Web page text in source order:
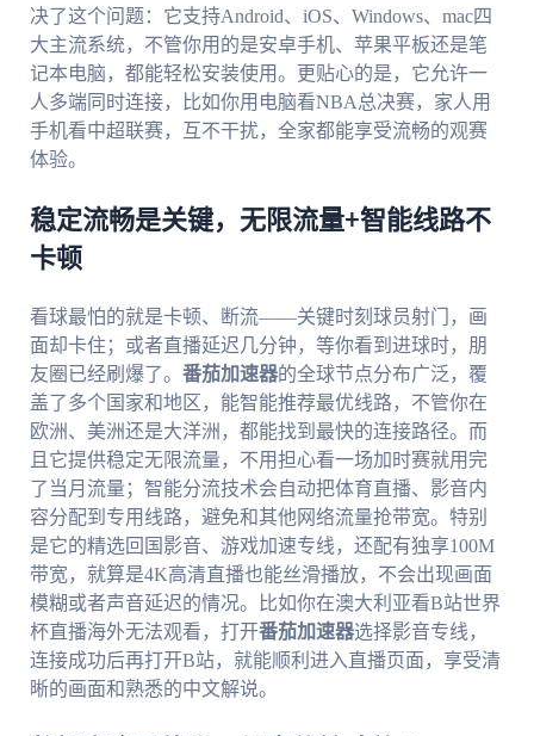
决了这个问题：它支持Android、iOS、Windows、mac四
大主流系统，不管你用的是安卓手机、苹果平板还是笔
记本电脑，都能轻松安装使用。更贴心的是，它允许一
人多端同时连接，比如你用电脑看NBA总决赛，家人用
手机看中超联赛，互不干扰，全家都能享受流畅的观赛
体验。
稳定流畅是关键，无限流量+智能线路不
卡顿
看球最怕的就是卡顿、断流——关键时刻球员射门，画
面却卡住；或者直播延迟几分钟，等你看到进球时，朋
友圈已经刷爆了。 番茄加速器的全球节点分布广泛，覆
盖了多个国家和地区，能智能推荐最优线路，不管你在
欧洲、美洲还是大洋洲，都能找到最快的连接路径。而
且它提供稳定无限流量，不用担心看一场加时赛就用完
了当月流量；智能分流技术会自动把体育直播、影音内
容分配到专用线路，避免和其他网络流量抢带宽。特别
是它的精选回国影音、游戏加速专线，还配有独享100M
带宽，就算是4K高清直播也能丝滑播放，不会出现画面
模糊或者声音延迟的情况。比如你在澳大利亚看B站世界
杯直播海外无法观看，打开番茄加速器选择影音专线，
连接成功后再打开B站，就能顺利进入直播页面，享受清
晰的画面和熟悉的中文解说。